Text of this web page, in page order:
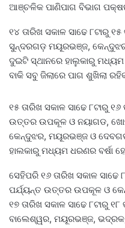
ଆଞ୍ଚଳିକ ପାଣିପାଗ ବିଭାଗ
୧୪ ତାରିଖ ସକାଳ ସାଢେ ୮ଟାରୁ
ସୁନ୍ଦରଗଡ଼ ମୟୂରଭଞ୍ଜ,
ଦୁଇଟି ସ୍ଥାନରେ ହାଲୁକାରୁ ମଧ୍ୟମ
ବାକି ସବୁ ଜିଲାରେ ପାଗ ଶୁଖିଲା
୧୫ ତାରିଖ ସକାଳ ସାଢେ ୮ଟାରୁ
ଉତ୍ତର ଉପକୂଳ ଓ ନୟାଗଡ,
କେନ୍ଦୁଝର, ମୟୂରଭଞ୍ଜ ଓ
ହାଲକାରୁ ମଧ୍ୟମ ଧରଣର ବର୍ଷା
ସେହିପରି ୧୬ ତାରିଖ ସକାଳ ସାଢେ
ପର୍ଯ୍ୟନ୍ତ ଉତ୍ତର ଉପକୂଳ ଓ
୧୭ ତାରିଖ ସକାଳ ସାଢେ ୮ଟାରୁ ୧୮
ବାଲେଶ୍ୱର, ମୟୂରଭଞ୍ଜ, ଭଦ୍ରକ,